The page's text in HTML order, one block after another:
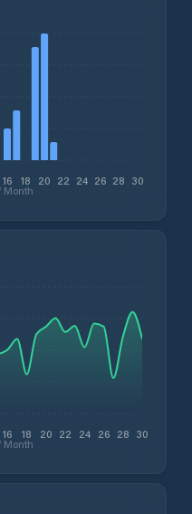
16 18 20 22 24 26 28 30
Month
16 18 20 22 24 26 28 30
Month